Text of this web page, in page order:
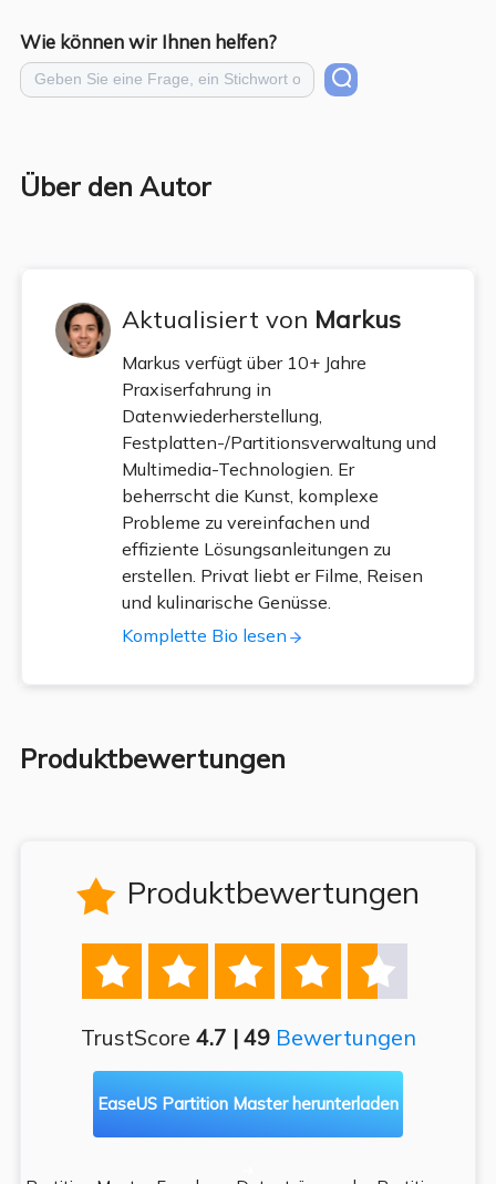
Wie können wir Ihnen helfen?
Über den Autor
Aktualisiert von Markus
Markus verfügt über 10+ Jahre
Praxiserfahrung in
Datenwiederherstellung,
Festplatten-/Partitionsverwaltung und
Multimedia-Technologien. Er
beherrscht die Kunst, komplexe
Probleme zu vereinfachen und
effiziente Lösungsanleitungen zu
erstellen. Privat liebt er Filme, Reisen
und kulinarische Genüsse.
Komplette Bio lesen
Produktbewertungen
 Produktbewertungen
    
TrustScore 4.7 | 49 Bewertungen
EaseUS Partition Master herunterladen